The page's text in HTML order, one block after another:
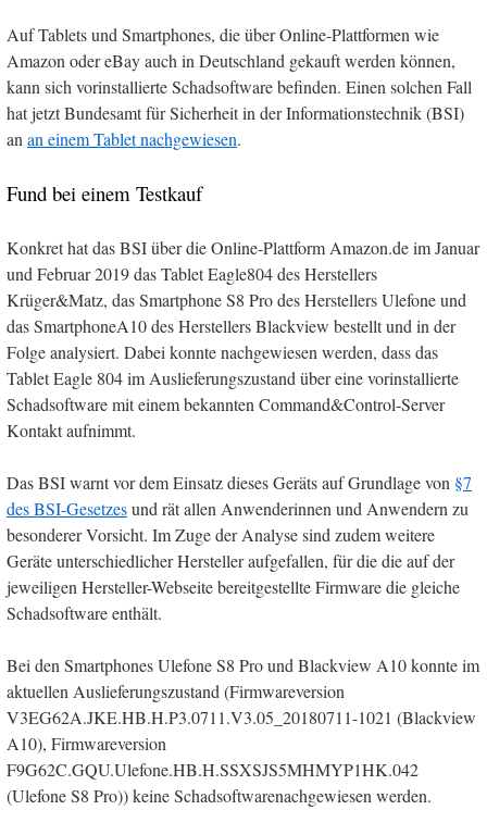
Auf Tablets und Smartphones, die über Online-Plattformen wie
Amazon oder eBay auch in Deutschland gekauft werden können,
kann sich vorinstallierte Schadsoftware befinden. Einen solchen Fall
hat jetzt Bundesamt für Sicherheit in der Informationstechnik (BSI)
anan einem Tablet nachgewiesen.
Fund bei einem Testkauf
Konkret hat das BSI über die Online-Plattform Amazon.de im Januar
und Februar 2019 das Tablet Eagle804 des Herstellers
Krüger&Matz, das Smartphone S8 Pro des Herstellers Ulefone und
das SmartphoneA10 des Herstellers Blackview bestellt und in der
Folge analysiert. Dabei konnte nachgewiesen werden, dass das
Tablet Eagle 804 im Auslieferungszustand über eine vorinstallierte
Schadsoftware mit einem bekannten Command&Control-Server
Kontakt aufnimmt.
Das BSI warnt vor dem Einsatz dieses Geräts auf Grundlage von §7
des BSI-Gesetzesund rät allen Anwenderinnen und Anwendern zu
besonderer Vorsicht. Im Zuge der Analyse sind zudem weitere
Geräte unterschiedlicher Hersteller aufgefallen, für die die auf der
jeweiligen Hersteller-Webseite bereitgestellte Firmware die gleiche
Schadsoftware enthält.
Bei den Smartphones Ulefone S8 Pro und Blackview A10 konnte im
aktuellen Auslieferungszustand (Firmwareversion
V3EG62A.JKE.HB.H.P3.0711.V3.05_20180711-1021 (Blackview
A10), Firmwareversion
F9G62C.GQU.Ulefone.HB.H.SSXSJS5MHMYP1HK.042
(Ulefone S8 Pro)) keine Schadsoftwarenachgewiesen werden.